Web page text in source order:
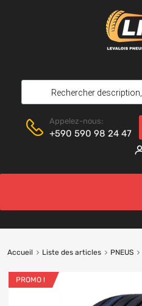
Appelez-nous:
+590 590 98 24 47
Accueil Liste des articles PNEUS
PROMO !